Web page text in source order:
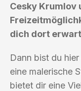
Cesky Krumlov
dich dort
Dann bist du
eine malerische
bietet dir eine